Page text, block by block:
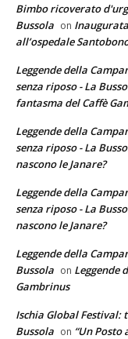
Bimbo ricoverato
Bussola on
all’ospedale
Leggende della
senza riposo - La
fantasma del Caffè
Leggende della
senza riposo - La
nascono le Janare?
Leggende della
senza riposo - La
nascono le Janare?
Leggende della
Bussola on Leggende
Gambrinus
Ischia Global Festival:
Bussola on “Un Posto